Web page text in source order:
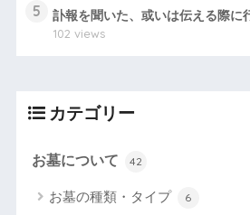
5
訃報を聞いた、或いは伝える際に
102 views
カテゴリー
お墓について 42
お墓の種類・タイプ 6